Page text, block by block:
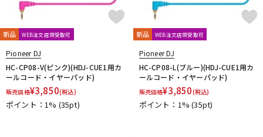
新品 WEB注文店頭受取可
Pioneer DJ
HC-CP08-V(ピンク)(HDJ-CUE1用カ
ールコード・イヤーパッド)
販売価格¥3,850(税込)
ポイント：1% (35pt)
新品 WEB注文店頭受取可
Pioneer DJ
HC-CP08-L(ブルー)(HDJ-CUE1用カ
ールコード・イヤーパッド)
販売価格¥3,850(税込)
ポイント：1%(35pt)